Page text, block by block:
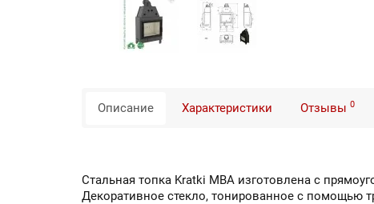
Описание Характеристики Отзывы 0
Cтальная топка Kratki MBA изготовлена с
Декоративное стекло, тонированное с помощью